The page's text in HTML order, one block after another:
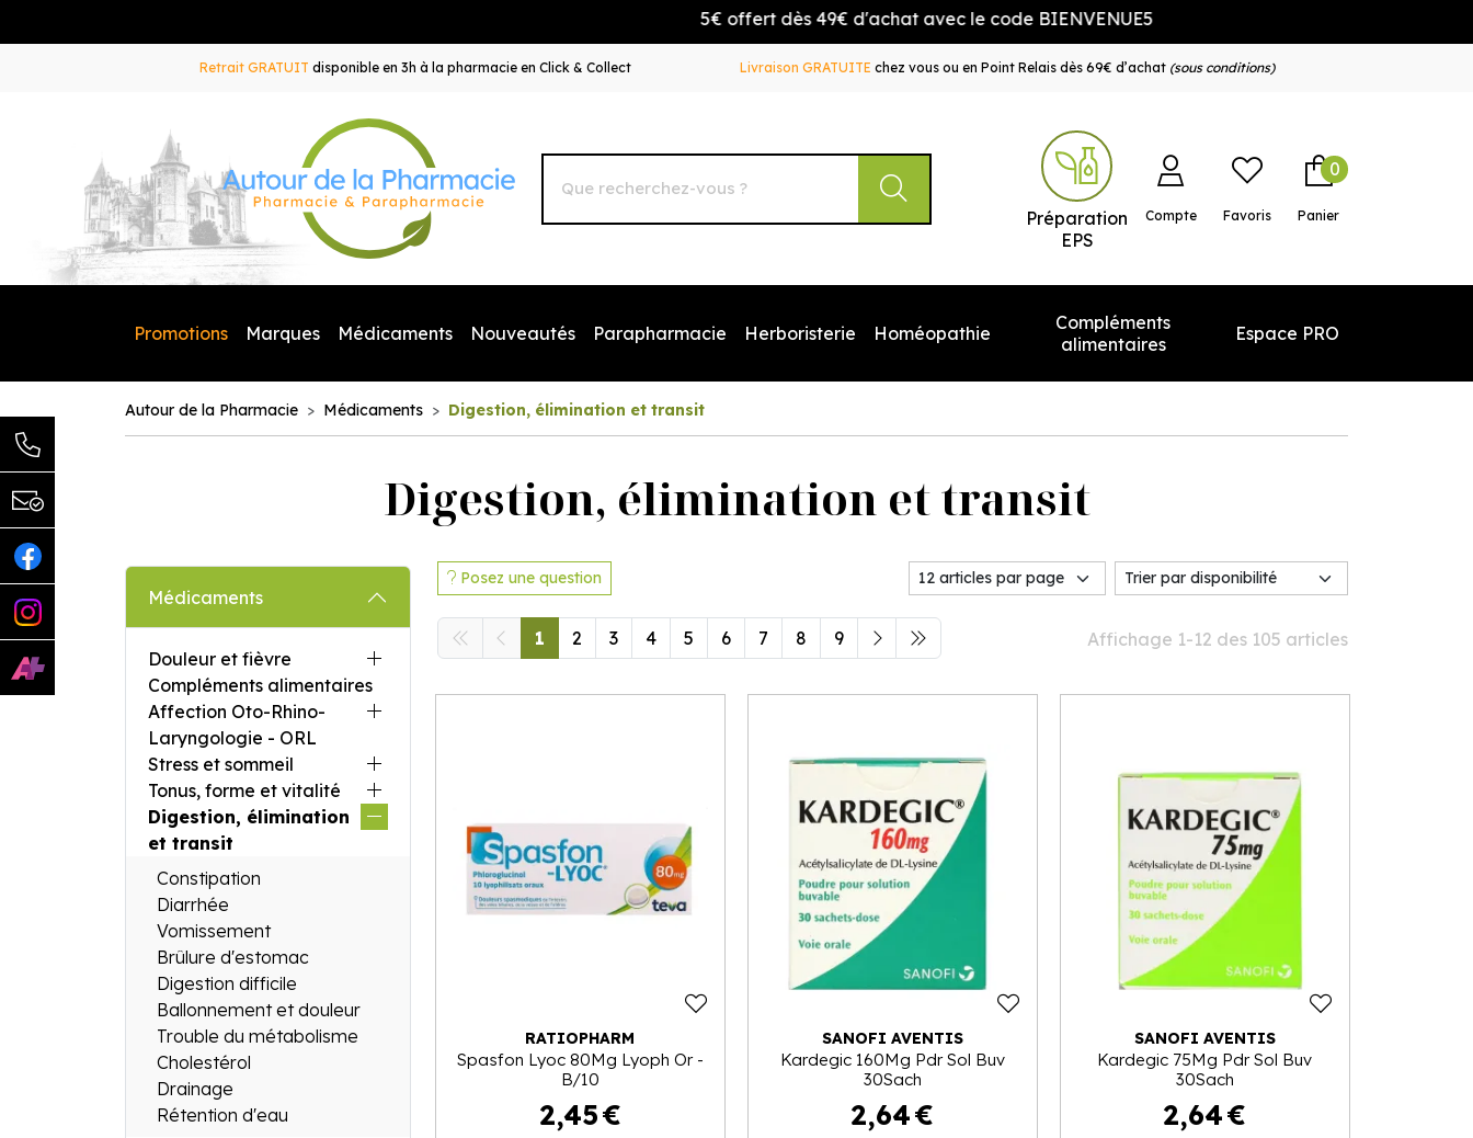
5€ offert dès 49€ d'achat avec le code BIENVENUE5
Retrait GRATUIT disponible en 3h à la pharmacie en Click & Collect Livraison GRATUITE chez vous ou en Point Relais dès 69€ d’achat (sous conditions)
Autour de la Pharmacie Votre pharmacie en ligne à votre service
Préparation
EPS
Compte Favoris Panier
0
Promotions Marques Médicaments Nouveautés Parapharmacie Herboristerie Homéopathie
Compléments
alimentaires
Espace PRO
Autour de la Pharmacie Médicaments Digestion, élimination et transit
Digestion, élimination et transit
Posez une question
Affichage 1-12 des 105 articles
1 2 3 4 5 6 7 8 9
RATIOPHARM
Spasfon Lyoc 80Mg Lyoph Or -
B/10
2,45€
SANOFI AVENTIS
Kardegic 160Mg Pdr Sol Buv
30Sach
2,64€
SANOFI AVENTIS
Kardegic 75Mg Pdr Sol Buv
30Sach
2,64€
Médicaments
Douleur et fièvre
Compléments alimentaires
Affection Oto-Rhino-
Laryngologie - ORL
Stress et sommeil
Tonus, forme et vitalité
Digestion, élimination
et transit
Constipation
Diarrhée
Vomissement
Brûlure d'estomac
Digestion difficile
Ballonnement et douleur
Trouble du métabolisme
Cholestérol
Drainage
Rétention d'eau